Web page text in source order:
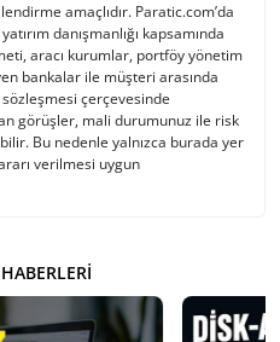
amaçlıdır. Paratic.com’da
danışmanlığı kapsamında
aracı kurumlar, portföy yönetim
bankalar ile müşteri arasında
sözleşmesi çerçevesinde
görüşler, mali durumunuz ile risk
Bu nedenle yalnızca burada yer
verilmesi uygun